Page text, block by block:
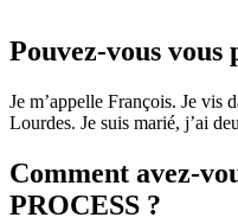
Pouvez-vous vous
Je m’appelle François. Je vis
Lourdes. Je suis marié, j’ai
Comment avez-
PROCESS ?